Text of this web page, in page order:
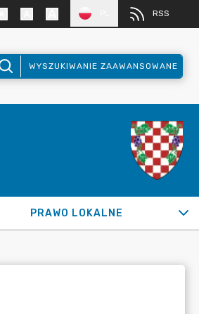
RSS
WYSZUKIWANIE ZAAWANSOWANE
PRAWO LOKALNE